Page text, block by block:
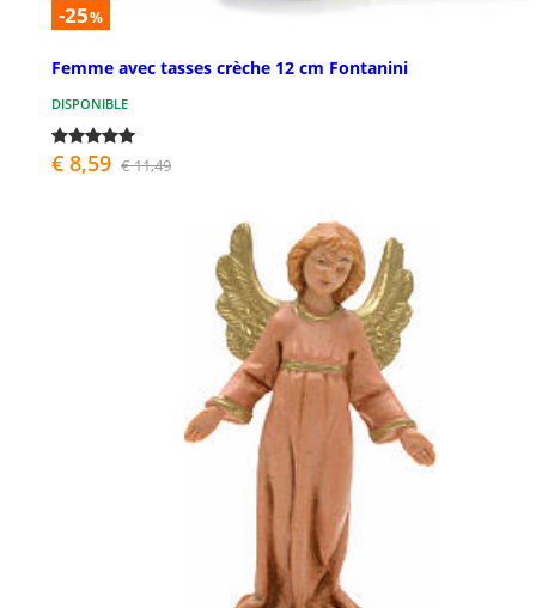
-25%
Femme avec tasses crèche 12 cm Fontanini
DISPONIBLE
€ 8,59 € 11,49